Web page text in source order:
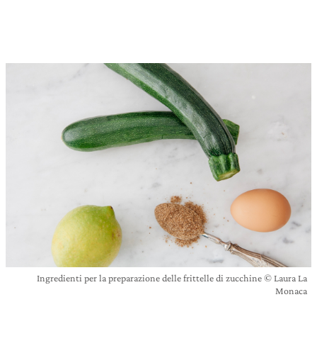
Ingredienti per la preparazione delle frittelle di zucchine © Laura La
Monaca